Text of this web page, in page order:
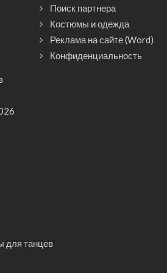
Поиск партнера
Костюмы и одежда
Реклама на сайте (Word)
Конфиденциальность
для танцев